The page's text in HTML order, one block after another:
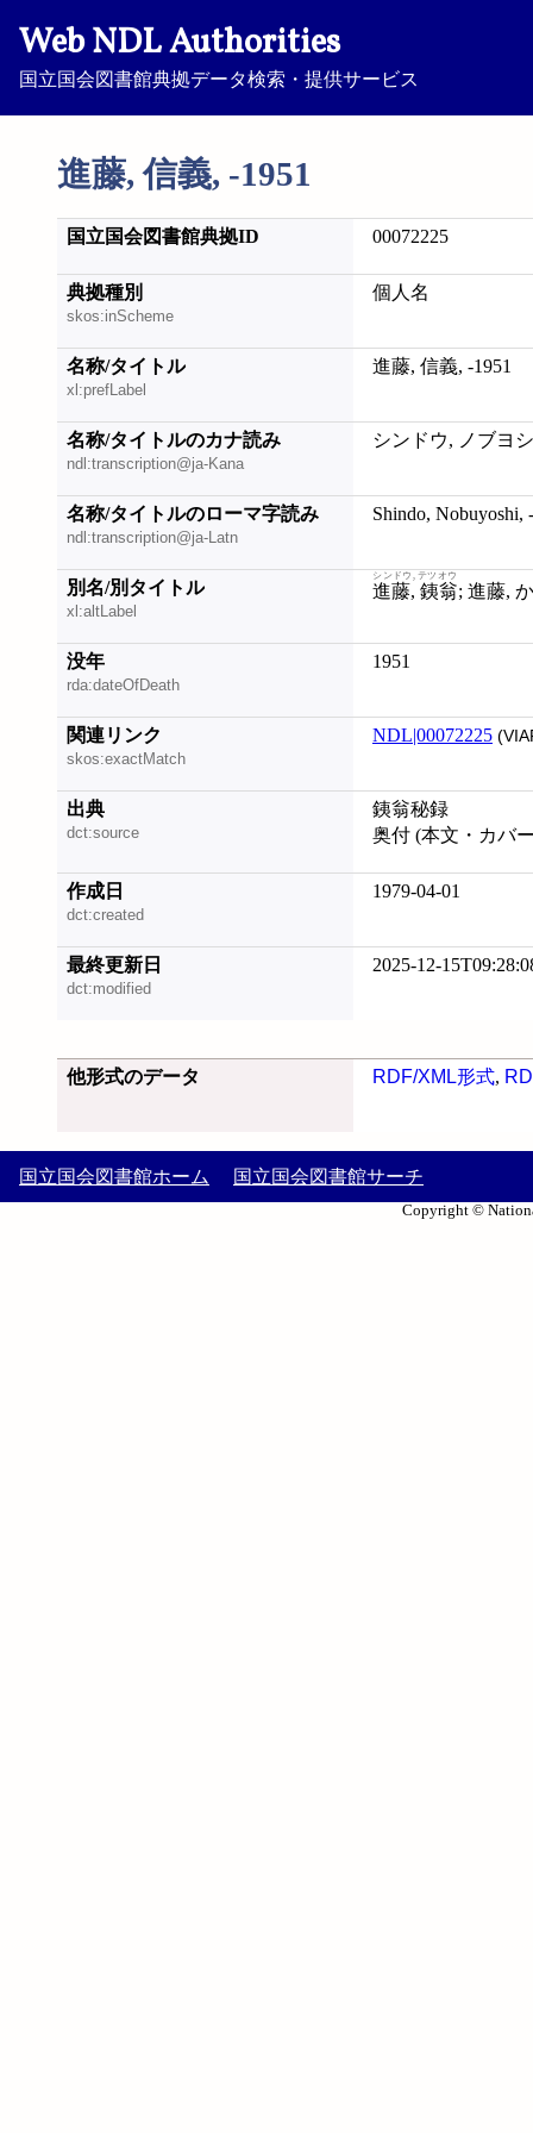
Web NDL Authorities
国立国会図書館典拠データ検索・提供サービス
進藤, 信義, -1951
国立国会図書館典拠ID 00072225
典拠種別
skos:inScheme
個人名
名称/タイトル
xl:prefLabel
進藤, 信義, -1951
名称/タイトルのカナ読み
ndl:transcription@ja-Kana
シンドウ, ノブヨ
名称/タイトルのローマ字読み
ndl:transcription@ja-Latn
Shindo, Nobuyoshi,
別名/別タイトル
xl:altLabel
進藤, 銕翁
シンドウ, テツオウ
; 進藤,
没年
rda:dateOfDeath
1951
関連リンク
skos:exactMatch
NDL|00072225
出典
dct:source
銕翁秘録
奥付 (本文・カバ
作成日
dct:created
1979-04-01
最終更新日
dct:modified
2025-12-
他形式のデータ RDF/XML形式,
国立国会図書館ホーム 国立国会図書館サーチ
Copyright ©